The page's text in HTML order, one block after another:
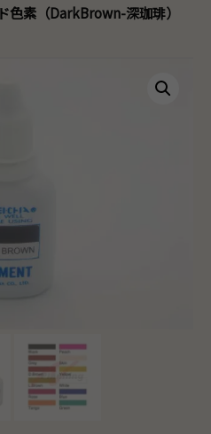
色素（DarkBrown-深珈琲）